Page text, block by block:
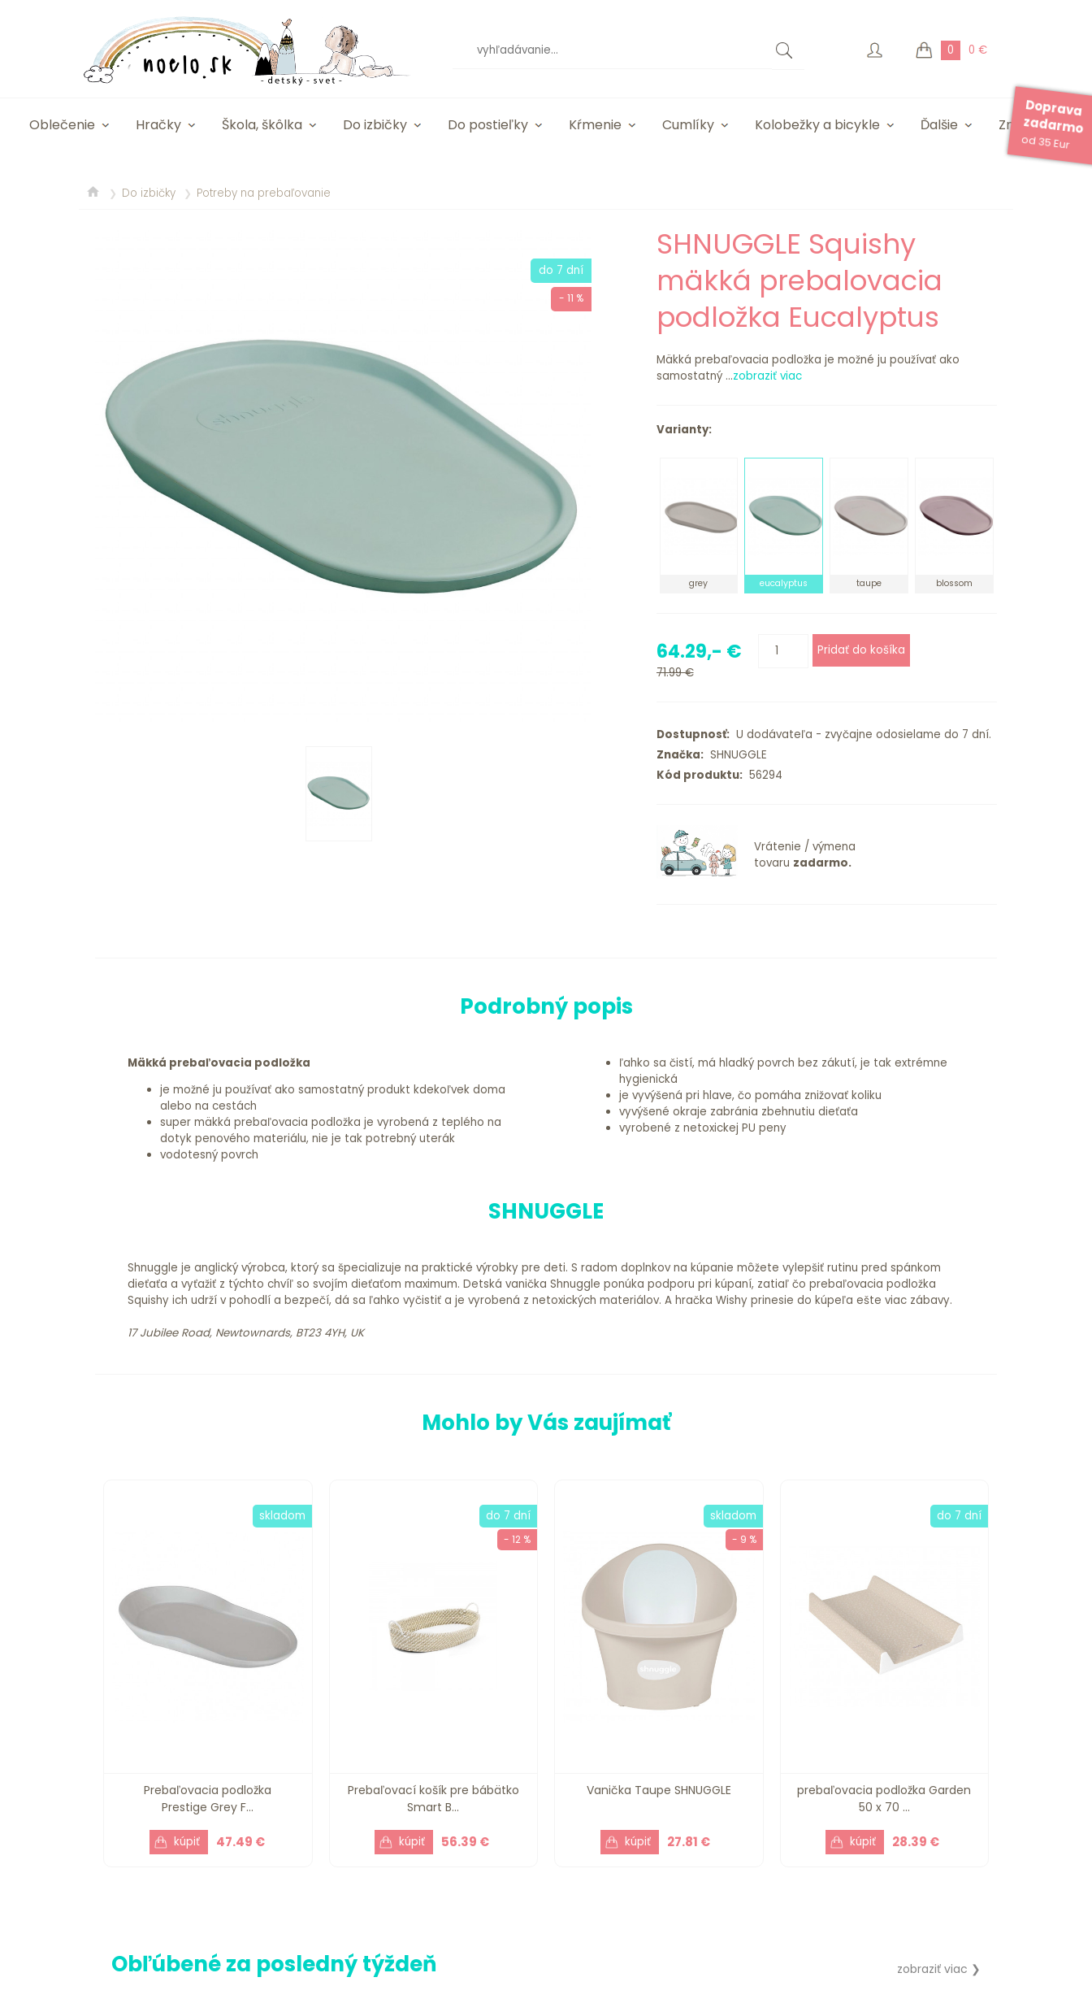
0 0 €
Doprava
zadarmo
od 35 Eur
Oblečenie Hračky Škola, škôlka Do izbičky Do postieľky Kŕmenie Cumlíky Kolobežky a bicykle Ďalšie Značky
❯ Do izbičky ❯ Potreby na prebaľovanie
do 7 dní
- 11 %
SHNUGGLE Squishy
mäkká prebalovacia
podložka Eucalyptus
Mäkká prebaľovacia podložka je možné ju používať ako
samostatný ...zobraziť viac
Varianty:
grey eucalyptus taupe blossom
64.29,- €
71.99 €
Dostupnosť:U dodávateľa - zvyčajne odosielame do 7 dní.
Značka:SHNUGGLE
Kód produktu:56294
Vrátenie / výmena
tovaru zadarmo.
Podrobný popis
Mäkká prebaľovacia podložka
je možné ju používať ako samostatný produkt kdekoľvek doma
alebo na cestách
super mäkká prebaľovacia podložka je vyrobená z teplého na
dotyk penového materiálu, nie je tak potrebný uterák
vodotesný povrch
ľahko sa čistí, má hladký povrch bez zákutí, je tak extrémne
hygienická
je vyvýšená pri hlave, čo pomáha znižovať koliku
vyvýšené okraje zabránia zbehnutiu dieťaťa
vyrobené z netoxickej PU peny
SHNUGGLE
Shnuggle je anglický výrobca, ktorý sa špecializuje na praktické výrobky pre deti. S radom doplnkov na kúpanie môžete vylepšiť rutinu pred spánkom
dieťaťa a vyťažiť z týchto chvíľ so svojím dieťaťom maximum. Detská vanička Shnuggle ponúka podporu pri kúpaní, zatiaľ čo prebaľovacia podložka
Squishy ich udrží v pohodlí a bezpečí, dá sa ľahko vyčistiť a je vyrobená z netoxických materiálov. A hračka Wishy prinesie do kúpeľa ešte viac zábavy.
17 Jubilee Road, Newtownards, BT23 4YH, UK
Mohlo by Vás zaujímať
Prebaľovacia podložka
Prestige Grey F...
47.49 €
skladom
Prebaľovací košík pre bábätko
Smart B...
56.39 €
do 7 dní
- 12 %
Vanička Taupe SHNUGGLE
27.81 €
skladom
- 9 %
prebaľovacia podložka Garden
50 x 70 ...
28.39 €
do 7 dní
Obľúbené za posledný týždeň zobraziť viac ❯